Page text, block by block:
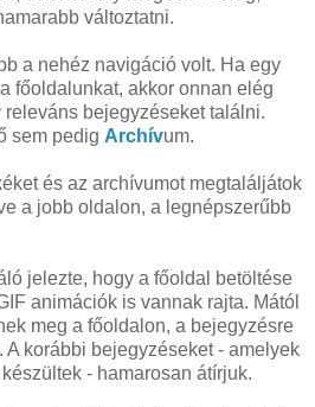
változtatni.
a nehéz navigáció volt. Ha egy
főoldalunkat, akkor onnan elég
bejegyzéseket találni.
sem pedig Archívum.
és az archívumot megtaláljátok
a jobb oldalon, a legnépszerűbb
jelezte, hogy a főoldal betöltése
animációk is vannak rajta. Mától
meg a főoldalon, a bejegyzésre
A korábbi bejegyzéseket - amelyek
- hamarosan átírjuk.